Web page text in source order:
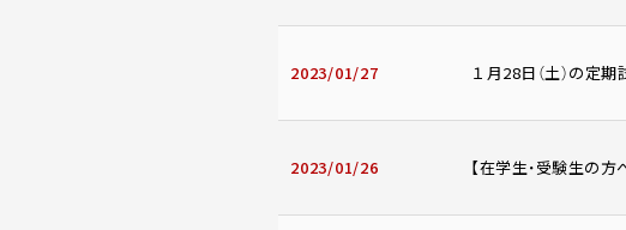
2023/01/27 １月28日（土）の定
2023/01/26 【在学生・受験生の